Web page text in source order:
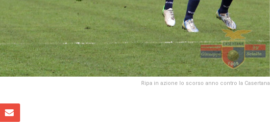
Ripa in azione lo scorso anno contro la Casertana